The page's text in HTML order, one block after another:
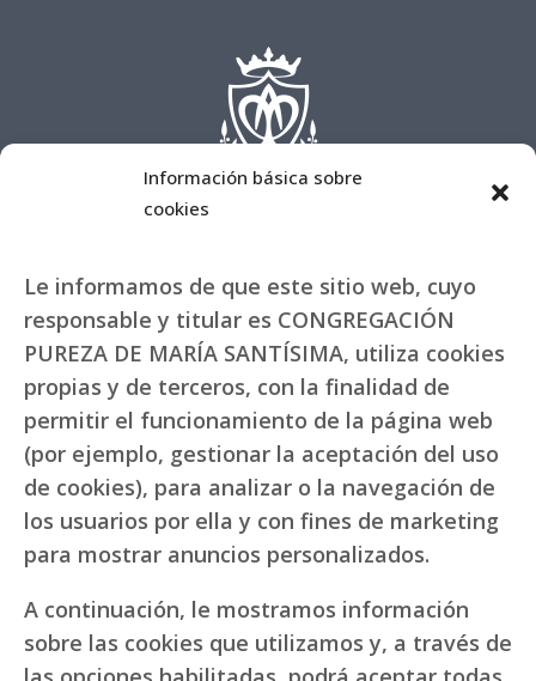
Información básica sobre
cookies
Le informamos de que este sitio web, cuyo
responsable y titular es CONGREGACIÓN
PUREZA DE MARÍA SANTÍSIMA, utiliza cookies
propias y de terceros, con la finalidad de
permitir el funcionamiento de la página web
(por ejemplo, gestionar la aceptación del uso
de cookies), para analizar o la navegación de
los usuarios por ella y con fines de marketing
para mostrar anuncios personalizados.
A continuación, le mostramos información
sobre las cookies que utilizamos y, a través de